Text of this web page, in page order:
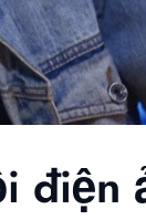
điện